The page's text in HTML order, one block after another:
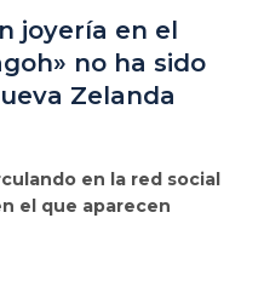
joyería en el
no ha sido
Zelanda
en la red social
el que aparecen